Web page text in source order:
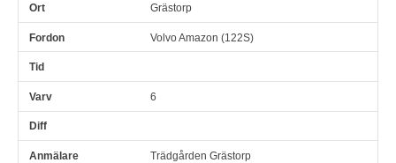
Grästorp
Volvo Amazon (122S)
6
Trädgården Grästorp